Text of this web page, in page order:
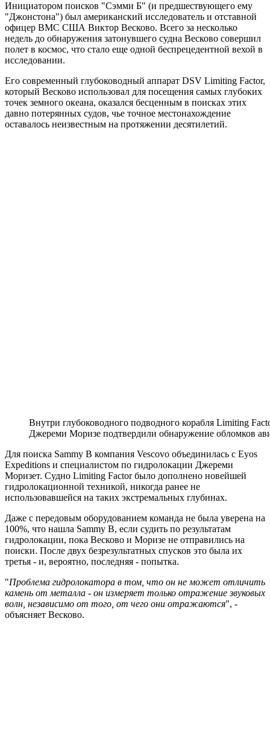
Инициатором поисков "Сэмми Б" (и предшествующего ему
"Джонстона") был американский исследователь и отставной
офицер ВМС США Виктор Весково. Всего за несколько
недель до обнаружения затонувшего судна Весково совершил
полет в космос, что стало еще одной беспрецедентной вехой в
исследовании.
Его современный глубоководный аппарат DSV Limiting Factor,
который Весково использовал для посещения самых глубоких
точек земного океана, оказался бесценным в поисках этих
давно потерянных судов, чье точное местонахождение
оставалось неизвестным на протяжении десятилетий.
Внутри глубоководного подводного корабля Limiting
Джереми Моризе подтвердили обнаружение обломков
Для поиска Sammy B компания Vescovo объединилась с Eyos
Expeditions и специалистом по гидролокации Джереми
Моризет. Судно Limiting Factor было дополнено новейшей
гидролокационной техникой, никогда ранее не
использовавшейся на таких экстремальных глубинах.
Даже с передовым оборудованием команда не была уверена на
100%, что нашла Sammy B, если судить по результатам
гидролокации, пока Весково и Моризе не отправились на
поиски. После двух безрезультатных спусков это была их
третья - и, вероятно, последняя - попытка.
"Проблема гидролокатора в том, что он не может отличить
камень от металла - он измеряет только отражение звуковых
волн, независимо от того, от чего они отражаются", -
объясняет Весково.